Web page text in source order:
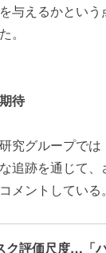
与えるかという
。
待
究グループで
追跡を通じて
メントしている。
ク評価尺度…「